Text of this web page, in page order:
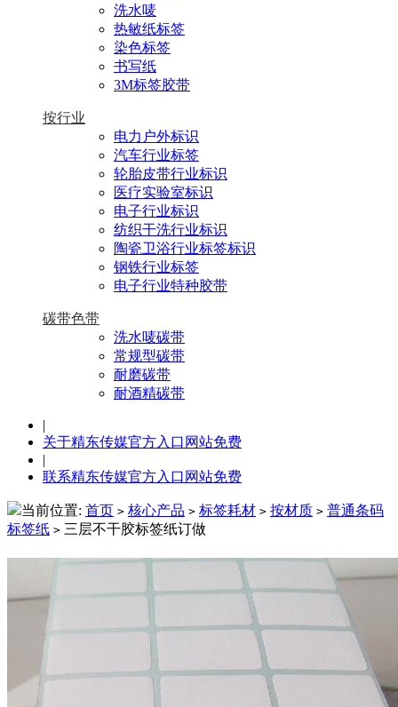
洗水唛
热敏纸标签
染色标签
书写纸
3M标签胶带
按行业
电力户外标识
汽车行业标签
轮胎皮带行业标识
医疗实验室标识
电子行业标识
纺织干洗行业标识
陶瓷卫浴行业标签标识
钢铁行业标签
电子行业特种胶带
碳带色带
洗水唛碳带
常规型碳带
耐磨碳带
耐酒精碳带
|
关于精东传媒官方入口网站免费
|
联系精东传媒官方入口网站免费
当前位置: 首页 > 核心产品 > 标签耗材 > 按材质 > 普通条码
标签纸 > 三层不干胶标签纸订做